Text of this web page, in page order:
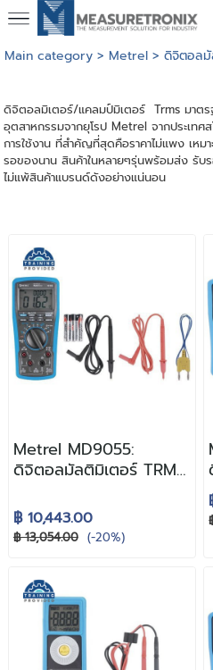
Main category> Metrel> ดิจิตอลมั
ดิจิตอลมิเตอร์/แคลมป์มิเตอร์ Trms มาต
อุตสาหกรรมจากยุโรป Metrel จากประเทศ
การใช้งาน ที่สำคัญที่สุดคือราคาไม่แพง เหม
รอของนาน สินค้าในหลายๆรุ่นพร้อมส่ง รั
ไม่แพ้สินค้าแบรนด์ดังอย่างแน่นอน
Metrel MD9055:
ดิจิตอลมัลติมิเตอร์ TRMS
ระดับมืออาชีพ
฿ 10,443.00
฿ 13,054.00 (-20%)